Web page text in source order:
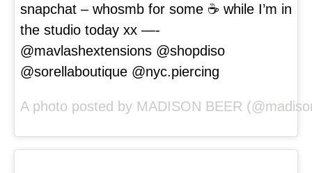
snapchat – whosmb for some ☕️ while I’m in
the studio today xx —-
@mavlashextensions @shopdiso
@sorellaboutique @nyc.piercing
A photo posted by MADISON BEER